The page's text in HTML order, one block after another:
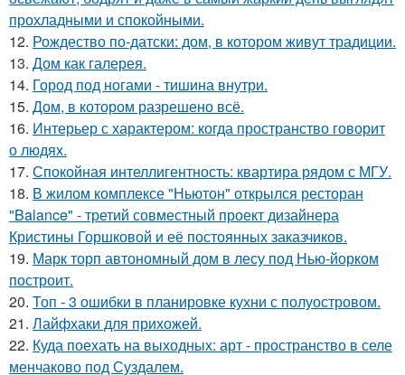
прохладными и спокойными.
12. Рождество по-датски: дом, в котором живут традиции.
13. Дом как галерея.
14. Город под ногами - тишина внутри.
15. Дом, в котором разрешено всё.
16. Интерьер с характером: когда пространство говорит
о людях.
17. Спокойная интеллигентность: квартира рядом с МГУ.
18. В жилом комплексе "Ньютон" открылся ресторан
"Balance" - третий совместный проект дизайнера
Кристины Горшковой и её постоянных заказчиков.
19. Марк торп автономный дом в лесу под Нью-йорком
построит.
20. Топ - 3 ошибки в планировке кухни с полуостровом.
21. Лайфхаки для прихожей.
22. Куда поехать на выходных: арт - пространство в селе
менчаково под Суздалем.